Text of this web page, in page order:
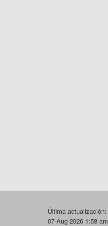
Última actualización:
07-Aug-2026 1:58 am